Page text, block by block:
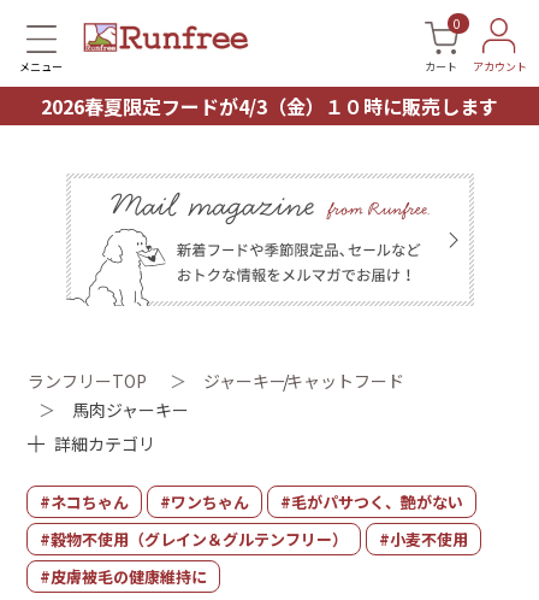
メニュー
0
カート アカウント
2026春夏限定フードが4/3（金）１０時に販売します
ランフリーTOP ＞ ジャーキーキャットフード
＞
馬肉ジャーキー
詳細カテゴリ
#ネコちゃん #ワンちゃん
#毛がパサつく、艶がない
#穀物不使用（グレイン＆グルテンフリー）
#小麦不使用
#皮膚被毛の健康維持に